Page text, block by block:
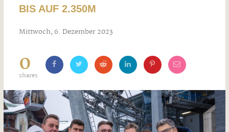
BIS AUF 2.350M
Mittwoch, 6. Dezember 2023
0
shares